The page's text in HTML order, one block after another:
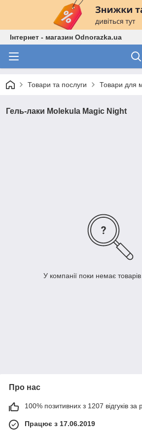
Інтернет - магазин Odnorazka.ua
Товари та послуги Товари для
Гель-лаки Molekula Magic Night
У компанії поки немає
Про нас
100% позитивних з 1207 відгуків за
Працює з 17.06.2019